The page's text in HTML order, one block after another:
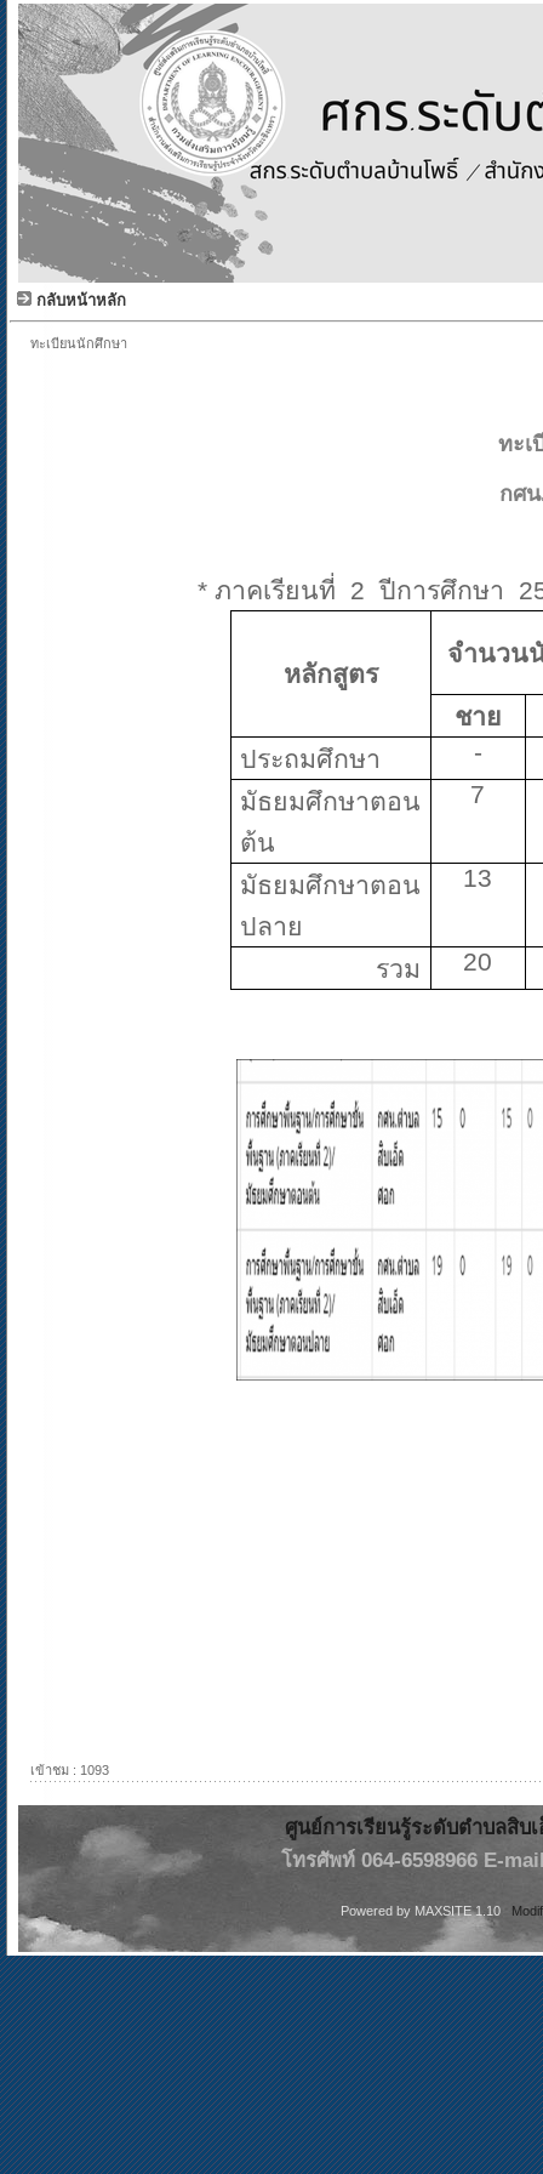
กลับหน้าหลัก
ทะเบียนนักศึกษา
ทะเ
กศ
* ภาคเรียนที่ 2 ปีการศึกษา
หลักสูตร
จำนวน
ชาย
ประถมศึกษา
-
มัธยมศึกษาตอน
ต้น
7
มัธยมศึกษาตอน
ปลาย
13
รวม 20
เข้าชม : 1093
ศูนย์การเรียนรู้ระดับตำบลสิบ
โทรศัพท์ 064-6598966 E-
Powered by MAXSITE 1.10